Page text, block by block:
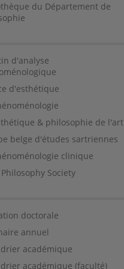
du Département de
d'analyse
d'esthétique
& philosophie de l'art
belge d'études sartriennes
clinique
Society
doctorale
annuel
académique
académique (faculté)